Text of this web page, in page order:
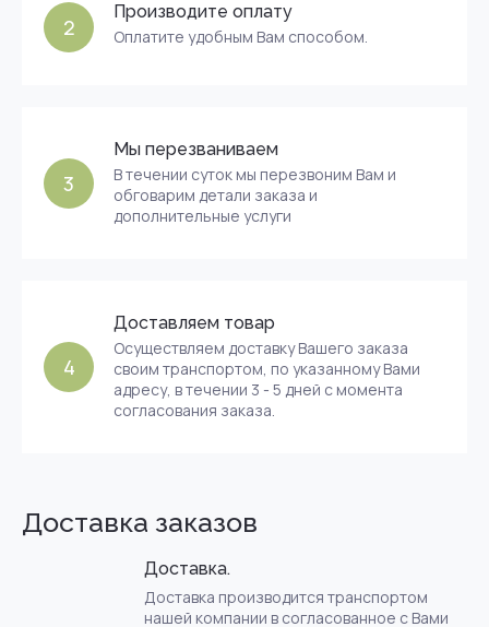
2
Производите оплату
Оплатите удобным Вам способом.
3
Мы перезваниваем
В течении суток мы перезвоним Вам и
обговарим детали заказа и
дополнительные услуги
4
Доставляем товар
Осуществляем доставку Вашего заказа
своим транспортом, по указанному Вами
адресу, в течении 3 - 5 дней с момента
согласования заказа.
Доставка заказов
Доставка.
Доставка производится транспортом
нашей компании в согласованное с Вами